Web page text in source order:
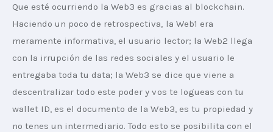
Que esté ocurriendo la Web3 es gracias al blockchain.
Haciendo un poco de retrospectiva, la Web1 era
meramente informativa, el usuario lector; la Web2 llega
con la irrupción de las redes sociales y el usuario le
entregaba toda tu data; la Web3 se dice que viene a
descentralizar todo este poder y vos te logueas con tu
wallet ID, es el documento de la Web3, es tu propiedad y
no tenes un intermediario. Todo esto se posibilita con el